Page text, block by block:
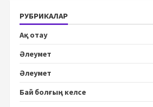
РУБРИКАЛАР
Ақ отау
Әлеумет
Әлеумет
Бай болғың келсе